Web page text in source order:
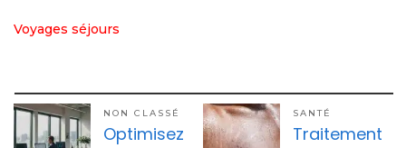
Voyages séjours
NON CLASSÉ
Optimisez
SANTÉ
Traitement